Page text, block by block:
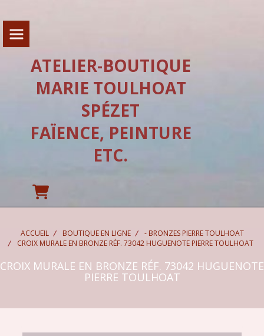
ATELIER-BOUTIQUE
MARIE TOULHOAT
SPÉZET
FAÏENCE, PEINTURE
ETC.
ACCUEIL BOUTIQUE EN LIGNE
- BRONZES PIERRE TOULHOAT
CROIX MURALE EN BRONZE RÉF. 73042 HUGUENOTE PIERRE TOULHOAT
CROIX MURALE EN BRONZE RÉF. 73042 HUGUENOTE
PIERRE TOULHOAT